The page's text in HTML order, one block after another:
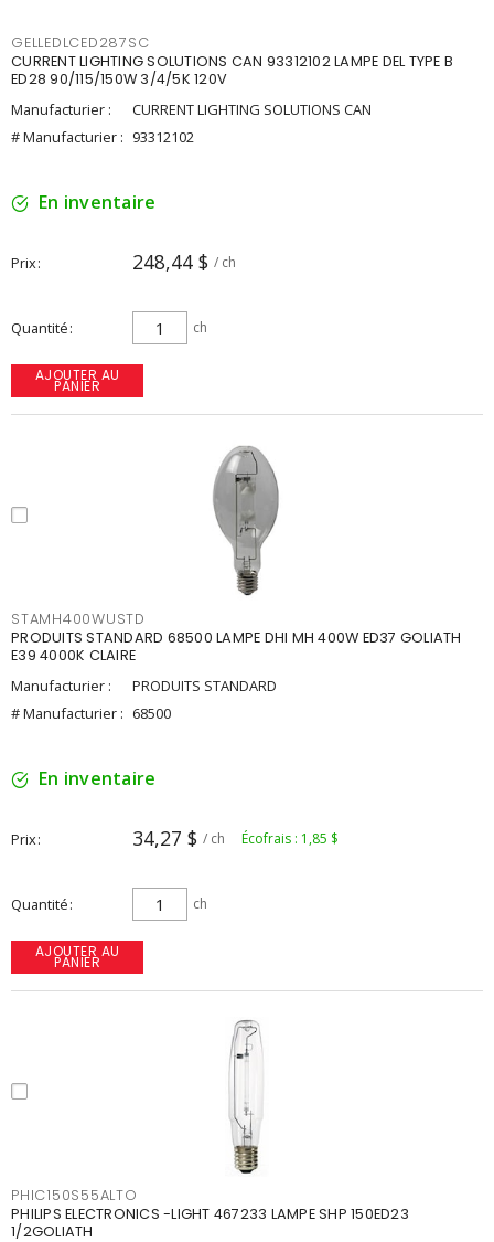
GELLEDLCED287SC
CURRENT LIGHTING SOLUTIONS CAN 93312102 LAMPE DEL TYPE B
ED28 90/115/150W 3/4/5K 120V
Manufacturier :
CURRENT LIGHTING SOLUTIONS CAN
# Manufacturier : 93312102
En inventaire
Prix 248,44 $ / ch
Quantité ch
AJOUTER AU
PANIER
STAMH400WUSTD
PRODUITS STANDARD 68500 LAMPE DHI MH 400W ED37 GOLIATH
E39 4000K CLAIRE
Manufacturier :
PRODUITS STANDARD
# Manufacturier : 68500
En inventaire
Prix 34,27 $ / ch Écofrais : 1,85 $
Quantité ch
AJOUTER AU
PANIER
PHIC150S55ALTO
PHILIPS ELECTRONICS -LIGHT 467233 LAMPE SHP 150ED23
1/2GOLIATH